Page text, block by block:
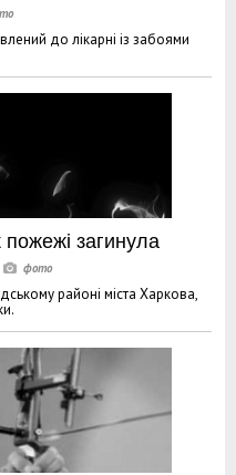
до лікарні із забоями
пожежі загинула
районі міста Харкова,